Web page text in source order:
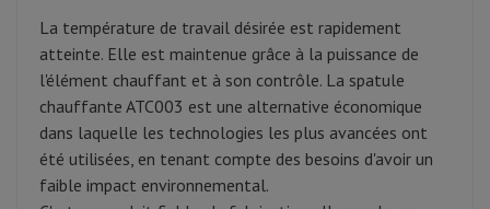
La température de travail désirée est rapidement
atteinte. Elle est maintenue grâce à la puissance de
l'élément chauffant et à son contrôle. La spatule
chauffante ATC003 est une alternative économique
dans laquelle les technologies les plus avancées ont
été utilisées, en tenant compte des besoins d'avoir un
faible impact environnemental.